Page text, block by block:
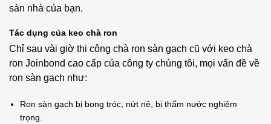
sàn nhà của bạn.
Tác dụng của keo chà ron
Chỉ sau vài giờ thi công chà ron sàn gạch cũ với keo chà
ron Joinbond cao cấp của công ty chúng tôi, mọi vấn đề về
ron sàn gạch như:
Ron sàn gạch bị bong tróc, nứt nẻ, bị thấm nước nghiêm
trọng.